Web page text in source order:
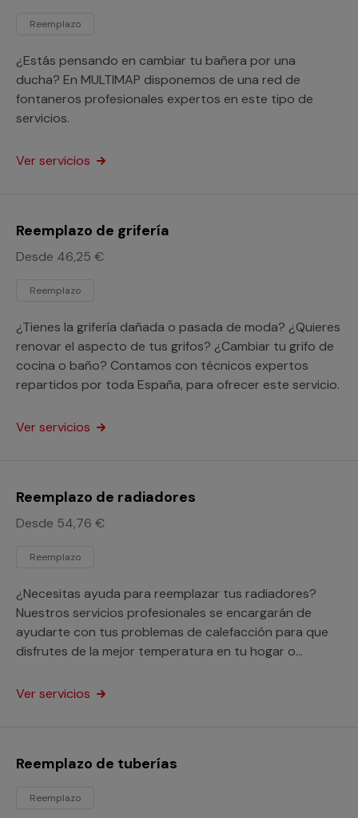
Reemplazo
¿Estás pensando en cambiar tu bañera por una
ducha? En MULTIMAP disponemos de una red de
fontaneros profesionales expertos en este tipo de
servicios.
Ver servicios
Reemplazo de grifería
Desde 46,25 €
Reemplazo
¿Tienes la grifería dañada o pasada de moda? ¿Quieres
renovar el aspecto de tus grifos? ¿Cambiar tu grifo de
cocina o baño? Contamos con técnicos expertos
repartidos por toda España, para ofrecer este servicio.
Ver servicios
Reemplazo de radiadores
Desde 54,76 €
Reemplazo
¿Necesitas ayuda para reemplazar tus radiadores?
Nuestros servicios profesionales se encargarán de
ayudarte con tus problemas de calefacción para que
disfrutes de la mejor temperatura en tu hogar o
Ver servicios
Reemplazo de tuberías
Reemplazo